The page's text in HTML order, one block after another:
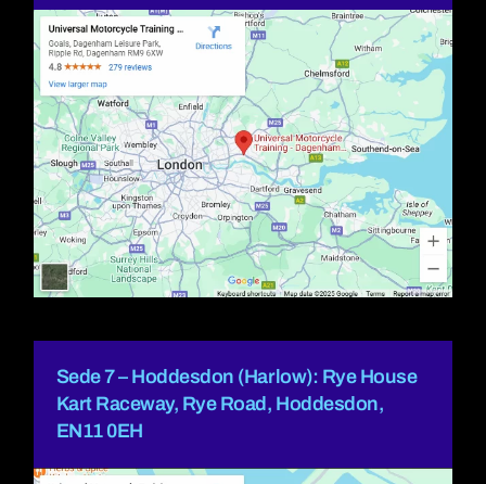
Sede 7 – Hoddesdon (Harlow): Rye House
Kart Raceway, Rye Road, Hoddesdon,
EN11 0EH